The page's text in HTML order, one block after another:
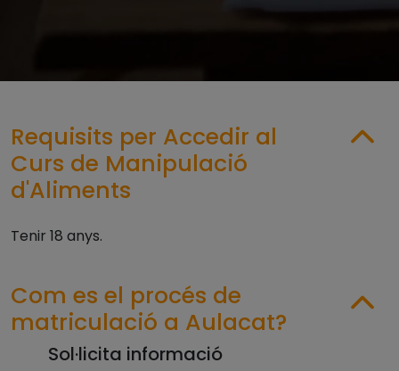
Requisits per Accedir al
Curs de Manipulació
d'Aliments
Tenir 18 anys.
Com es el procés de
matriculació a Aulacat?
Sol·licita informació